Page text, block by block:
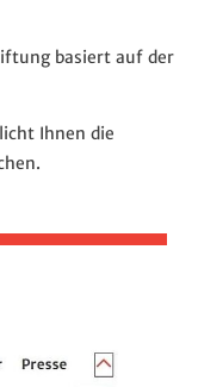
basiert auf der
Ihnen die